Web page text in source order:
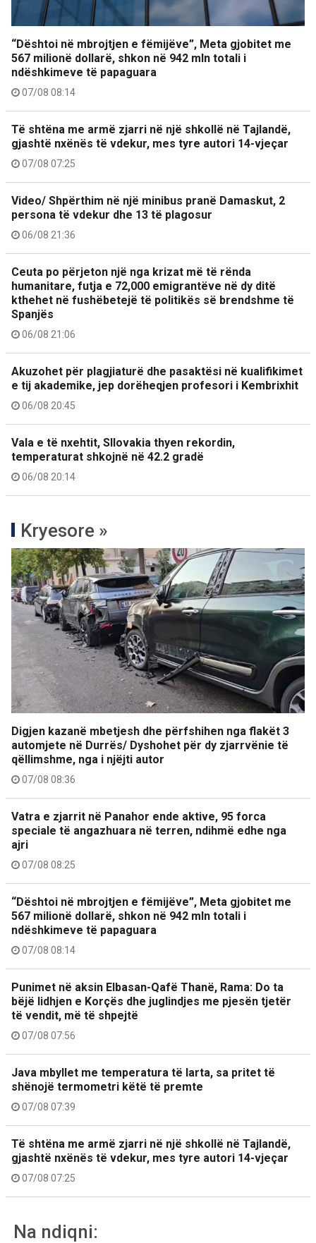
“Dështoi në mbrojtjen e fëmijëve”, Meta gjobitet me
567 milionë dollarë, shkon në 942 mln totali i
ndëshkimeve të papaguara
07/08 08:14
Të shtëna me armë zjarri në një shkollë në Tajlandë,
gjashtë nxënës të vdekur, mes tyre autori 14-vjeçar
07/08 07:25
Video/ Shpërthim në një minibus pranë Damaskut, 2
persona të vdekur dhe 13 të plagosur
06/08 21:36
Ceuta po përjeton një nga krizat më të rënda
humanitare, futja e 72,000 emigrantëve në dy ditë
kthehet në fushëbetejë të politikës së brendshme të
Spanjës
06/08 21:06
Akuzohet për plagjiaturë dhe pasaktësi në kualifikimet
e tij akademike, jep dorëheqjen profesori i Kembrixhit
06/08 20:45
Vala e të nxehtit, Sllovakia thyen rekordin,
temperaturat shkojnë në 42.2 gradë
06/08 20:14
Kryesore »
Digjen kazanë mbetjesh dhe përfshihen nga flakët 3
automjete në Durrës/ Dyshohet për dy zjarrvënie të
qëllimshme, nga i njëjti autor
07/08 08:36
Vatra e zjarrit në Panahor ende aktive, 95 forca
speciale të angazhuara në terren, ndihmë edhe nga
ajri
07/08 08:25
“Dështoi në mbrojtjen e fëmijëve”, Meta gjobitet me
567 milionë dollarë, shkon në 942 mln totali i
ndëshkimeve të papaguara
07/08 08:14
Punimet në aksin Elbasan-Qafë Thanë, Rama: Do ta
bëjë lidhjen e Korçës dhe juglindjes me pjesën tjetër
të vendit, më të shpejtë
07/08 07:56
Java mbyllet me temperatura të larta, sa pritet të
shënojë termometri këtë të premte
07/08 07:39
Të shtëna me armë zjarri në një shkollë në Tajlandë,
gjashtë nxënës të vdekur, mes tyre autori 14-vjeçar
07/08 07:25
Na ndiqni: